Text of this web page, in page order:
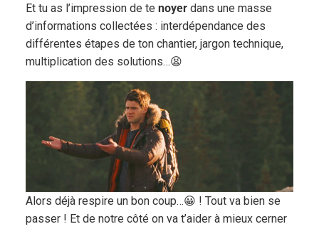
Et tu as l’impression de te noyerdans une masse
d’informations collectées : interdépendance des
différentes étapes de ton chantier, jargon technique,
multiplication des solutions…😫
Alors déjà respire un bon coup…😀 ! Tout va bien se
passer ! Et de notre côté on va t’aider à mieux cerner